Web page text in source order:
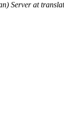
Server at